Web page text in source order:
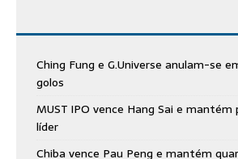
Ching Fung e G.Universe anulam-se
golos
MUST IPO vence Hang Sai e mantém
líder
Chiba vence Pau Peng e mantém